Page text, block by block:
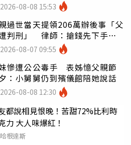
喝
2026-08-08 15:53
過世當天提領206萬辦後事「父
判刑」 律師：搶錢先下手是
2026-08-07 09:55
慘遭公公毒手 表姊憶父親節
：小舅舅仍到殯儀館陪她說話
2026-08-08 12:30
都說相見恨晚！苦甜72%比利時
力 大人味爆紅！
哈根達斯